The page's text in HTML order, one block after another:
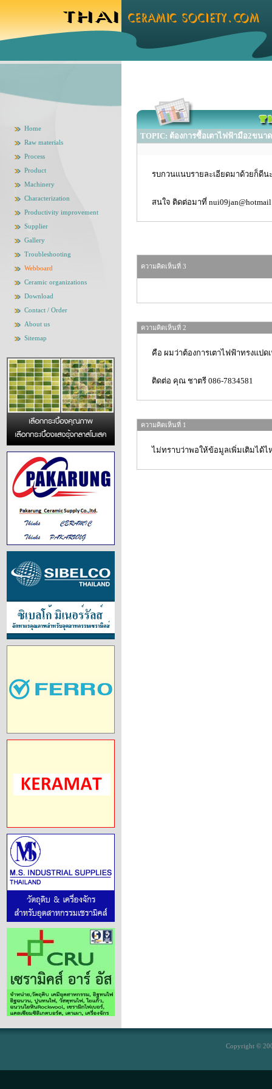
Home
Raw materials
Process
Product
Machinery
Characterization
Productivity improvement
Supplier
Gallery
Troubleshooting
Webboard
Ceramic organizations
Download
Contact / Order
About us
Sitemap
TOPIC: ต้องการซื้อเตาไฟฟ้ามือ2ขนาด
รบกวนแนบรายละเอียดมาด้วยก็ดี
สนใจ ติดต่อมาที่
ความคิดเห็นที่ 3
ความคิดเห็นที่ 2
คือ ผมว่าต้องการเตาไฟฟ้าทรงแป
ติดต่อ คุณ ชาตรี 086-7834581
ความคิดเห็นที่ 1
ไม่ทราบว่าพอให้ข้อมูลเพิ่มเติมได้ไ
Copyright ©